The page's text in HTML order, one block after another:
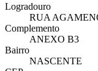
Logradouro
RUA
Complemento
ANEXO B3
Bairro
NASCENTE